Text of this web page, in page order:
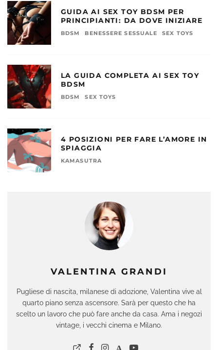
VALENTINA GRANDI
Pugliese di nascita, milanese di adozione, Valentina vive al
quarto piano senza ascensore. Sarà per questo che ha
scelto un lavoro che può fare anche da casa. Ama i negozi
vintage, i vecchi cinema e Milano.
GUIDA AI SEX TOY BDSM PER
PRINCIPIANTI: DA DOVE INIZIARE
BDSM BENESSERE SESSUALE SEX TOYS
LA GUIDA COMPLETA AI SEX TOY
BDSM
BDSM SEX TOYS
4 POSIZIONI PER FARE L’AMORE IN
SPIAGGIA
KAMASUTRA